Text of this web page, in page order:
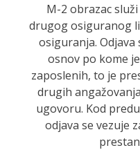
M-2 obrazac
drugog osiguranog
osiguranja.
osnov po kome
zaposlenih, to je
drugih
ugovoru. Kod
odjava se vezuje